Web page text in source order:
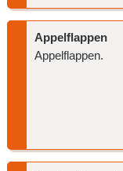
Appelflappen
Appelflappen.